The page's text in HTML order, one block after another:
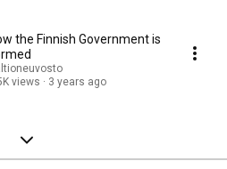
the Finnish Government is
views
3 years ago